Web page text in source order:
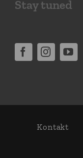
Stay tuned
Kontakt